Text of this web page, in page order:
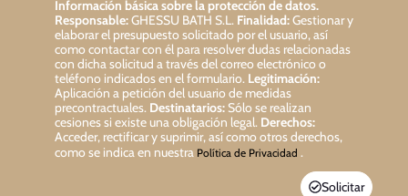
Información básica sobre la protección de datos.
Responsable:GHESSU BATH S.L. Finalidad:Gestionar y
elaborar el presupuesto solicitado por el usuario, así
como contactar con él para resolver dudas relacionadas
con dicha solicitud a través del correo electrónico o
teléfono indicados en el formulario. Legitimación:
Aplicación a petición del usuario de medidas
precontractuales. Destinatarios:Sólo se realizan
cesiones si existe una obligación legal. Derechos:
Acceder, rectificar y suprimir, así como otros derechos,
como se indica en nuestra Política de Privacidad .
Solicitar